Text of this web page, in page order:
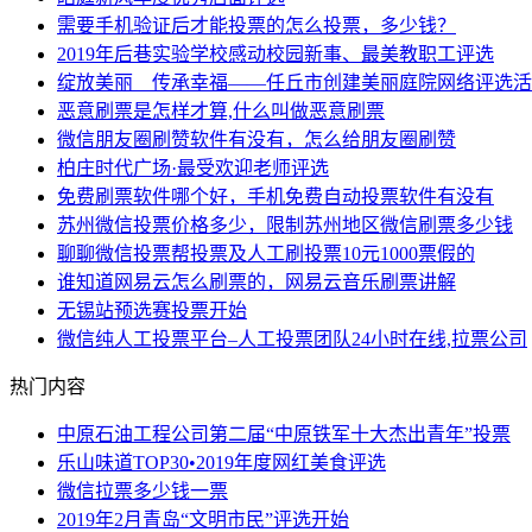
需要手机验证后才能投票的怎么投票，多少钱？
2019年后巷实验学校感动校园新事、最美教职工评选
绽放美丽 传承幸福——任丘市创建美丽庭院网络评选
恶意刷票是怎样才算,什么叫做恶意刷票
微信朋友圈刷赞软件有没有，怎么给朋友圈刷赞
柏庄时代广场·最受欢迎老师评选
免费刷票软件哪个好，手机免费自动投票软件有没有
苏州微信投票价格多少，限制苏州地区微信刷票多少钱
聊聊微信投票帮投票及人工刷投票10元1000票假的
谁知道网易云怎么刷票的，网易云音乐刷票讲解
无锡站预选赛投票开始
微信纯人工投票平台–人工投票团队24小时在线,拉票公司
热门内容
中原石油工程公司第二届“中原铁军十大杰出青年”投票
乐山味道TOP30•2019年度网红美食评选
微信拉票多少钱一票
2019年2月青岛“文明市民”评选开始